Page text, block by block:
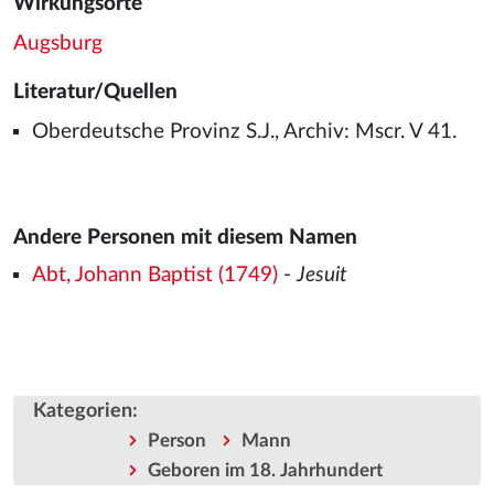
Augsburg
Literatur/Quellen
Oberdeutsche Provinz S.J., Archiv: Mscr. V 41.
Andere Personen mit diesem Namen
Abt, Johann Baptist (1749)-Jesuit
Kategorien:
Person
Mann
Geboren im 18. Jahrhundert